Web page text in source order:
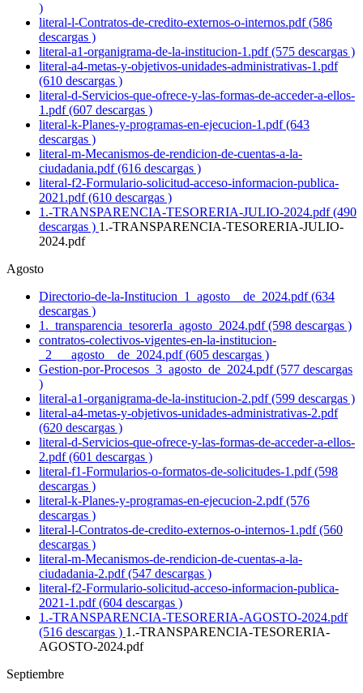
)
literal-l-Contratos-de-credito-externos-o-internos.pdf (586
descargas )
literal-a1-organigrama-de-la-institucion-1.pdf (575 descargas )
literal-a4-metas-y-objetivos-unidades-administrativas-1.pdf
(610 descargas )
literal-d-Servicios-que-ofrece-y-las-formas-de-acceder-a-ellos-
1.pdf (607 descargas )
literal-k-Planes-y-programas-en-ejecucion-1.pdf (643
descargas )
literal-m-Mecanismos-de-rendicion-de-cuentas-a-la-
ciudadania.pdf (616 descargas )
literal-f2-Formulario-solicitud-acceso-informacion-publica-
2021.pdf (610 descargas )
1.-TRANSPARENCIA-TESORERIA-JULIO-2024.pdf (490
descargas ) 1.-TRANSPARENCIA-TESORERIA-JULIO-
2024.pdf
Agosto
Directorio-de-la-Institucion_1_agosto__de_2024.pdf (634
descargas )
1._transparencia_tesorerIa_agosto_2024.pdf (598 descargas )
contratos-colectivos-vigentes-en-la-institucion-
_2___agosto__de_2024.pdf (605 descargas )
Gestion-por-Procesos_3_agosto_de_2024.pdf (577 descargas
)
literal-a1-organigrama-de-la-institucion-2.pdf (599 descargas )
literal-a4-metas-y-objetivos-unidades-administrativas-2.pdf
(620 descargas )
literal-d-Servicios-que-ofrece-y-las-formas-de-acceder-a-ellos-
2.pdf (601 descargas )
literal-f1-Formularios-o-formatos-de-solicitudes-1.pdf (598
descargas )
literal-k-Planes-y-programas-en-ejecucion-2.pdf (576
descargas )
literal-l-Contratos-de-credito-externos-o-internos-1.pdf (560
descargas )
literal-m-Mecanismos-de-rendicion-de-cuentas-a-la-
ciudadania-2.pdf (547 descargas )
literal-f2-Formulario-solicitud-acceso-informacion-publica-
2021-1.pdf (604 descargas )
1.-TRANSPARENCIA-TESORERIA-AGOSTO-2024.pdf
(516 descargas ) 1.-TRANSPARENCIA-TESORERIA-
AGOSTO-2024.pdf
Septiembre